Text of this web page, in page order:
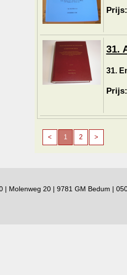
31.
31.
< 1 2 >
| Molenweg 20 | 9781 GM Bedum |